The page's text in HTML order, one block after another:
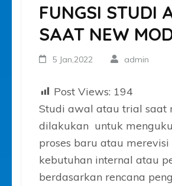
FUNGSI STUDI
SAAT NEW
5 Jan,2022 admin
Post Views: 194
Studi awal atau trial saat
dilakukan untuk
proses baru atau
kebutuhan internal atau
berdasarkan rencana